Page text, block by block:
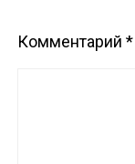
Комментарий*